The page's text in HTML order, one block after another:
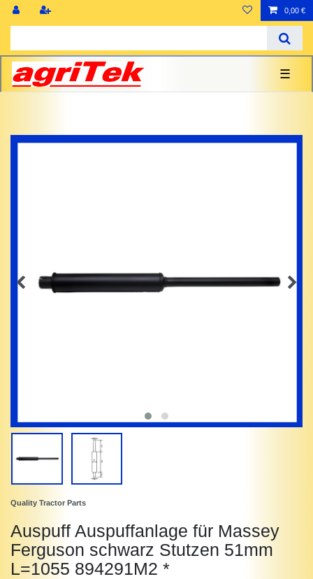
0,00 €
☰
Quality Tractor Parts
Auspuff Auspuffanlage für Massey
Ferguson schwarz Stutzen 51mm
L=1055 894291M2 *